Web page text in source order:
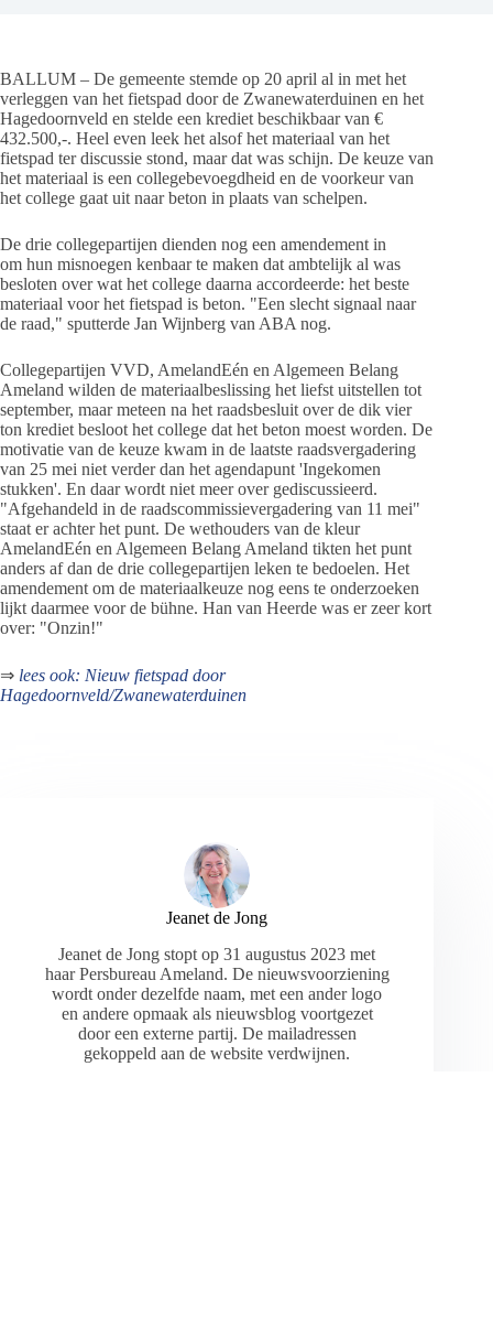
BALLUM – De gemeente stemde op 20 april al in met het
verleggen van het fietspad door de Zwanewaterduinen en het
Hagedoornveld en stelde een krediet beschikbaar van €
432.500,-. Heel even leek het alsof het materiaal van het
fietspad ter discussie stond, maar dat was schijn. De keuze van
het materiaal is een collegebevoegdheid en de voorkeur van
het college gaat uit naar beton in plaats van schelpen.
De drie collegepartijen dienden nog een amendement in
om hun misnoegen kenbaar te maken dat ambtelijk al was
besloten over wat het college daarna accordeerde: het beste
materiaal voor het fietspad is beton. "Een slecht signaal naar
de raad," sputterde Jan Wijnberg van ABA nog.
Collegepartijen VVD, AmelandEén en Algemeen Belang
Ameland wilden de materiaalbeslissing het liefst uitstellen tot
september, maar meteen na het raadsbesluit over de dik vier
ton krediet besloot het college dat het beton moest worden. De
motivatie van de keuze kwam in de laatste raadsvergadering
van 25 mei niet verder dan het agendapunt 'Ingekomen
stukken'. En daar wordt niet meer over gediscussieerd.
"Afgehandeld in de raadscommissievergadering van 11 mei"
staat er achter het punt. De wethouders van de kleur
AmelandEén en Algemeen Belang Ameland tikten het punt
anders af dan de drie collegepartijen leken te bedoelen. Het
amendement om de materiaalkeuze nog eens te onderzoeken
lijkt daarmee voor de bühne. Han van Heerde was er zeer kort
over: "Onzin!"
⇒ lees ook: Nieuw fietspad door
Hagedoornveld/Zwanewaterduinen
Jeanet de Jong
Jeanet de Jong stopt op 31 augustus 2023 met
haar Persbureau Ameland. De nieuwsvoorziening
wordt onder dezelfde naam, met een ander logo
en andere opmaak als nieuwsblog voortgezet
door een externe partij. De mailadressen
gekoppeld aan de website verdwijnen.